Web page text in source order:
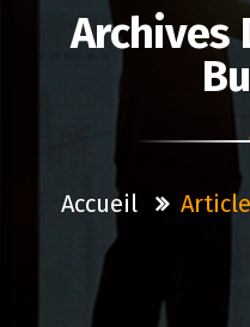
Archives
Accueil